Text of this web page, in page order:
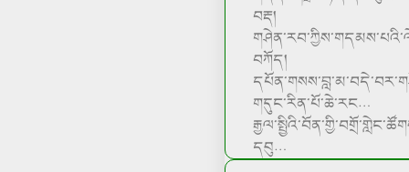
བརྡ།
བཀོད།
གདུང་རིན་པོ་ཆེ་རང…
དབུ…